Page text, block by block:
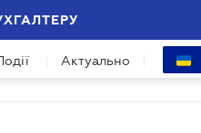
Актуально